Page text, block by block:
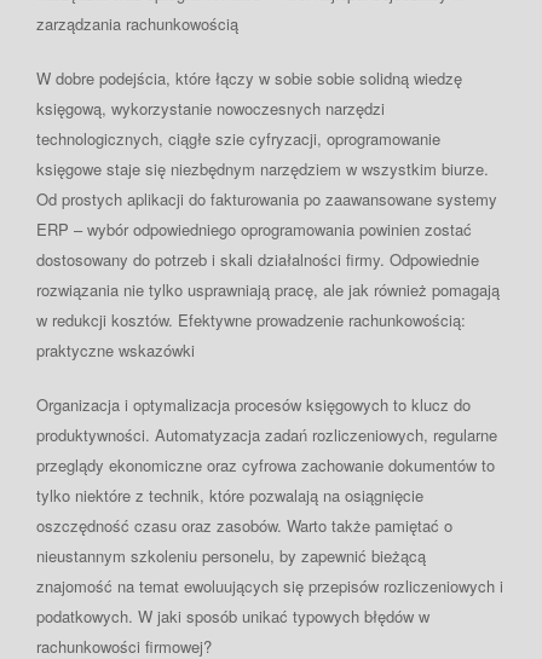
zarządzania rachunkowością
W dobre podejścia, które łączy w sobie sobie solidną wiedzę
księgową, wykorzystanie nowoczesnych narzędzi
technologicznych, ciągłe szie cyfryzacji, oprogramowanie
księgowe staje się niezbędnym narzędziem w wszystkim biurze.
Od prostych aplikacji do fakturowania po zaawansowane systemy
ERP – wybór odpowiedniego oprogramowania powinien zostać
dostosowany do potrzeb i skali działalności firmy. Odpowiednie
rozwiązania nie tylko usprawniają pracę, ale jak również pomagają
w redukcji kosztów. Efektywne prowadzenie rachunkowością:
praktyczne wskazówki
Organizacja i optymalizacja procesów księgowych to klucz do
produktywności. Automatyzacja zadań rozliczeniowych, regularne
przeglądy ekonomiczne oraz cyfrowa zachowanie dokumentów to
tylko niektóre z technik, które pozwalają na osiągnięcie
oszczędność czasu oraz zasobów. Warto także pamiętać o
nieustannym szkoleniu personelu, by zapewnić bieżącą
znajomość na temat ewoluujących się przepisów rozliczeniowych i
podatkowych. W jaki sposób unikać typowych błędów w
rachunkowości firmowej?